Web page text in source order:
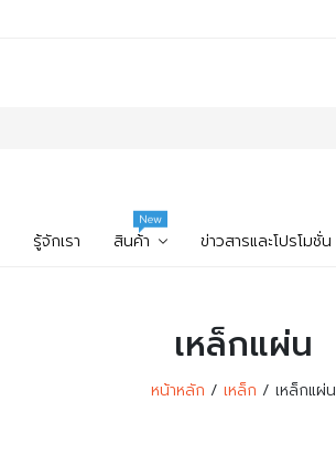
รู้จักเรา สินค้า
New
ข่าวสารและโปรโมชั่น
เหล็กแผ่น
หน้าหลัก เหล็ก เหล็กแผ่น